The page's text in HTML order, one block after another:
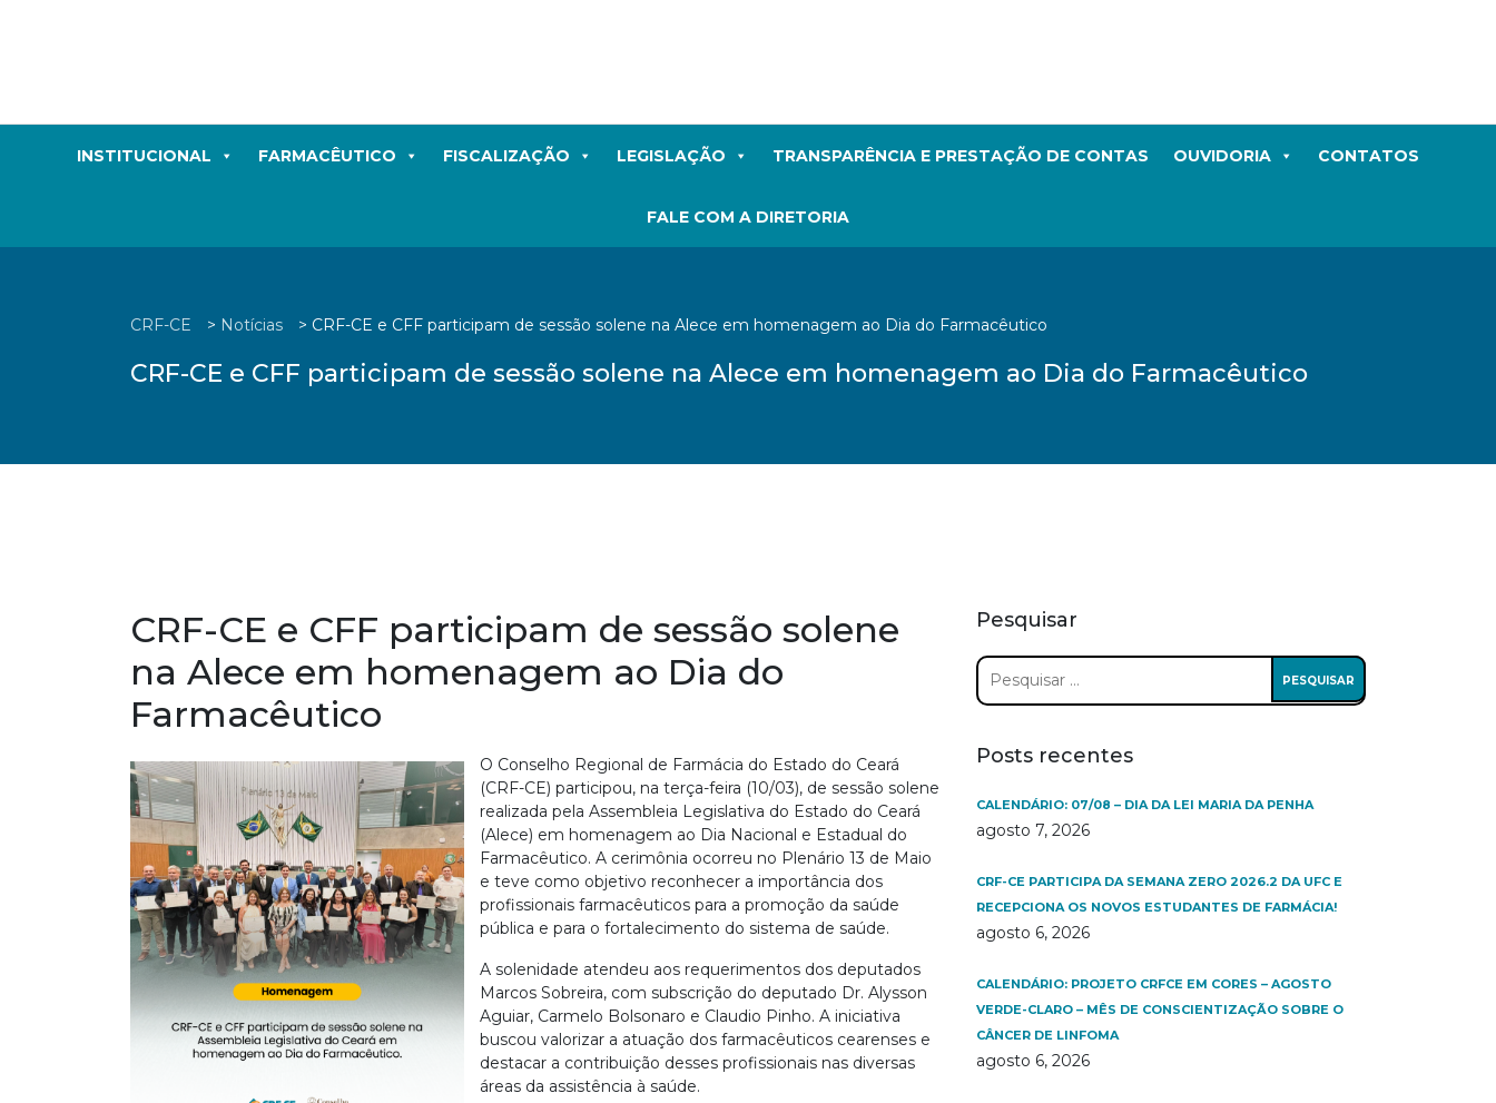
INSTITUCIONAL FARMACÊUTICO FISCALIZAÇÃO LEGISLAÇÃO TRANSPARÊNCIA E PRESTAÇÃO DE CONTAS OUVIDORIA CONTATOS
FALE COM A DIRETORIA
CRF-CE > Notícias > CRF-CE e CFF participam de sessão solene na Alece em homenagem ao Dia do Farmacêutico
CRF-CE e CFF participam de sessão solene na Alece em homenagem ao Dia do Farmacêutico
CRF-CE e CFF participam de sessão solene
na Alece em homenagem ao Dia do
Farmacêutico
O Conselho Regional de Farmácia do Estado do Ceará
(CRF-CE) participou, na terça-feira (10/03), de sessão solene
realizada pela Assembleia Legislativa do Estado do Ceará
(Alece) em homenagem ao Dia Nacional e Estadual do
Farmacêutico. A cerimônia ocorreu no Plenário 13 de Maio
e teve como objetivo reconhecer a importância dos
profissionais farmacêuticos para a promoção da saúde
pública e para o fortalecimento do sistema de saúde.
A solenidade atendeu aos requerimentos dos deputados
Marcos Sobreira, com subscrição do deputado Dr. Alysson
Aguiar, Carmelo Bolsonaro e Claudio Pinho. A iniciativa
buscou valorizar a atuação dos farmacêuticos cearenses e
destacar a contribuição desses profissionais nas diversas
áreas da assistência à saúde.
Pesquisar
Pesquisar
por:
Posts recentes
CALENDÁRIO: 07/08 – DIA DA LEI MARIA DA PENHA
agosto 7, 2026
CRF-CE PARTICIPA DA SEMANA ZERO 2026.2 DA UFC E
RECEPCIONA OS NOVOS ESTUDANTES DE FARMÁCIA!
agosto 6, 2026
CALENDÁRIO: PROJETO CRFCE EM CORES – AGOSTO
VERDE-CLARO – MÊS DE CONSCIENTIZAÇÃO SOBRE O
CÂNCER DE LINFOMA
agosto 6, 2026